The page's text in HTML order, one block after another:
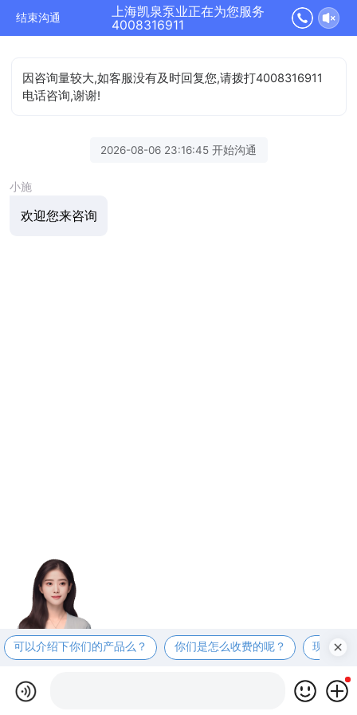
结束沟通
上海凯泉泵业正在为您服务
4008316911
因咨询量较大,如客服没有及时回复您,请拨打4008316911
电话咨询,谢谢!
2026-08-06 23:16:45 开始沟通
小施
欢迎您来咨询
可以介绍下你们的产品么？ 你们是怎么收费的呢？ 现在有